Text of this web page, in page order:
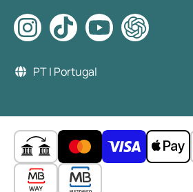
PT | Portugal